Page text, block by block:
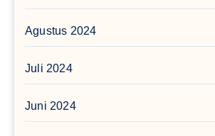
Agustus 2024
Juli 2024
Juni 2024